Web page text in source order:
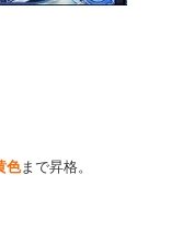
色まで昇格。